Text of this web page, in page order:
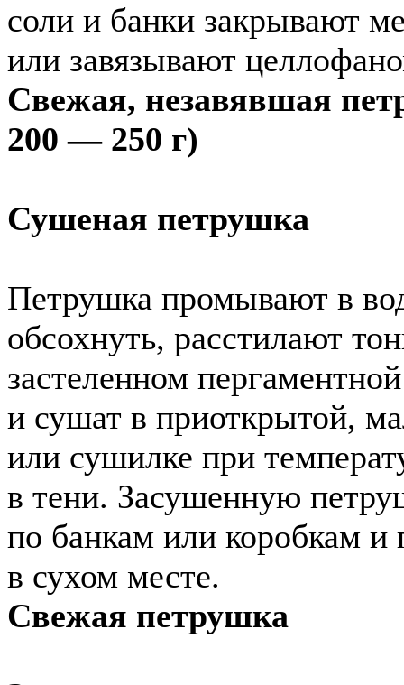
соли и банки закрывают
или завязывают
Свежая, незавявшая
200 — 250 г)
Сушеная петрушка
Петрушка промывают в
обсохнуть, расстилают
застеленном
и сушат в приоткрытой,
или сушилке при
в тени. Засушенную
по банкам или коробкам и
в сухом месте.
Свежая петрушка